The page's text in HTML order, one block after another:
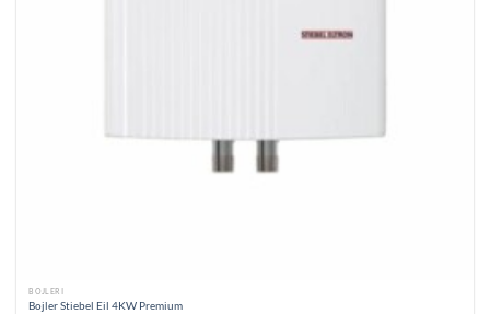
BOJLERI
Bojler Stiebel Eil 4KW Premium